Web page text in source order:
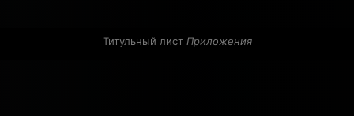
Титульный лист Приложения